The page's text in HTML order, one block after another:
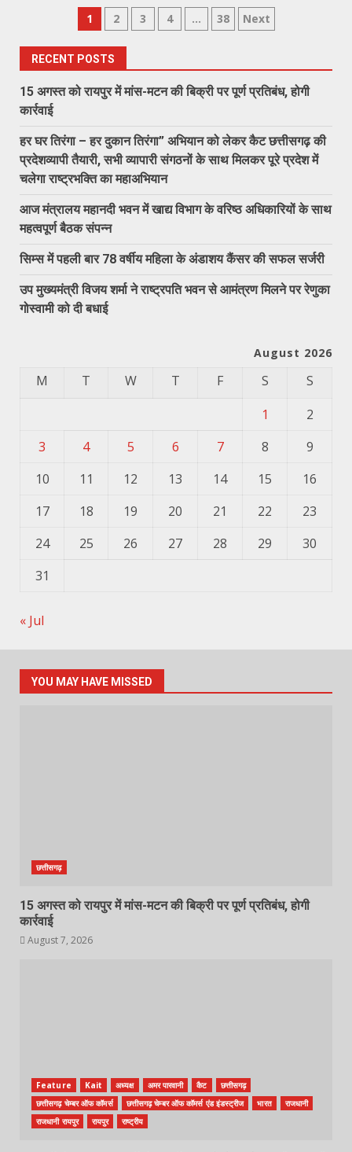
Posts
pagination
1 2 3 4 … 38 Next
RECENT POSTS
15 अगस्त को रायपुर में मांस-मटन की बिक्री पर पूर्ण प्रतिबंध, होगी
कार्रवाई
हर घर तिरंगा – हर दुकान तिरंगा” अभियान को लेकर कैट छत्तीसगढ़ की
प्रदेशव्यापी तैयारी, सभी व्यापारी संगठनों के साथ मिलकर पूरे प्रदेश में
चलेगा राष्ट्रभक्ति का महाअभियान
आज मंत्रालय महानदी भवन में खाद्य विभाग के वरिष्ठ अधिकारियों के साथ
महत्वपूर्ण बैठक संपन्न
सिम्स में पहली बार 78 वर्षीय महिला के अंडाशय कैंसर की सफल सर्जरी
उप मुख्यमंत्री विजय शर्मा ने राष्ट्रपति भवन से आमंत्रण मिलने पर रेणुका
गोस्वामी को दी बधाई
August 2026
M T W T F S
S
1
2
3
4 5 6 7 8
9
10
11 12 13 14 15
16
17
18 19 20 21 22
23
24
25 26 27 28 29
30
31
« Jul
YOU MAY HAVE MISSED
छत्तीसगढ़
15 अगस्त को रायपुर में मांस-मटन की बिक्री पर पूर्ण प्रतिबंध, होगी
कार्रवाई
August 7, 2026
Feature Kait अध्यक्ष अमर पारवानी कैट
छत्तीसगढ़
छत्तीसगढ़ चेम्बर ऑफ कॉमर्स
छत्तीसगढ़ चेम्बर ऑफ कॉमर्स एंड इंडस्ट्रीज भारत
राजधानी
राजधानी रायपुर
रायपुर राष्ट्रीय